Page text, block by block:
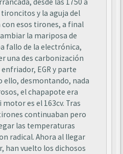
y la aguja del
esos tirones, a final
la mariposa de
fallo de la electrónica,
una des carbonización
EGR y parte
ello, desmontando, nada
el chapapote era
es el 163cv. Tras
continuaban pero
las temperaturas
radical. Ahora al llegar
han vuelto los dichosos